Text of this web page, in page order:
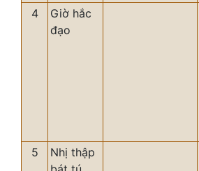
4
Giờ hắc
đạo
5
Nhị thập